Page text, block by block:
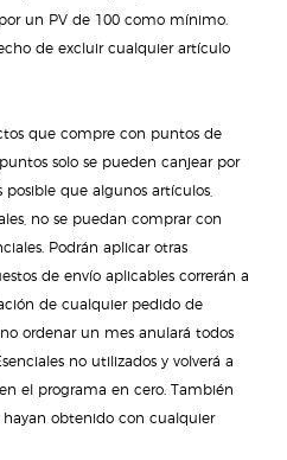
un PV de 100 como mínimo.
de excluir cualquier artículo
que compre con puntos de
solo se pueden canjear por
que algunos artículos,
no se puedan comprar con
Podrán aplicar otras
de envío aplicables correrán a
de cualquier pedido de
ordenar un mes anulará todos
no utilizados y volverá a
el programa en cero. También
hayan obtenido con cualquier